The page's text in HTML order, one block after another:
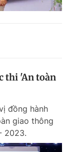
thi 'An toàn
đồng hành
giao thông
2023.